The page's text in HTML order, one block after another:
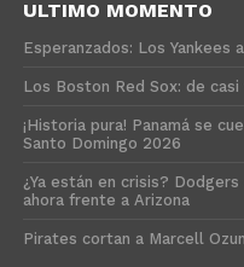
ULTIMO MOMENTO
Esperanzados: Los Yankees
Los Boston Red Sox: de
¡Historia pura! Panamá se
Santo Domingo 2026
¿Ya están en crisis?
ahora frente a Arizona
Pirates cortan a Marcell